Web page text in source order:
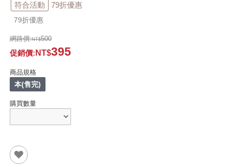
符合活動 79折優惠
79折優惠
網路價: 500
促銷價: 395
商品規格
本(售完)
購買數量